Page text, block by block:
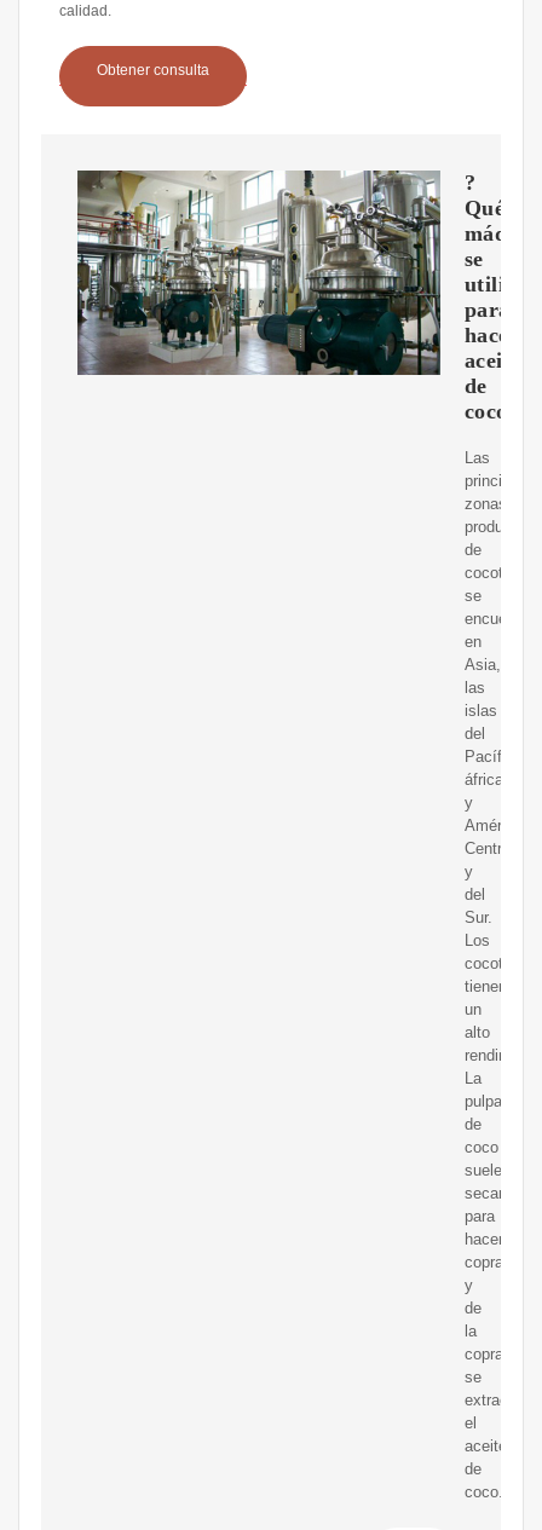
calidad.
Obtener consulta
?
Qué
se
utiliza
para
hacer
aceite
de
coco?
Las
principales
zonas
de
cocoteros
se
encuentran
en
Asia,
las
islas
del
Pacífico,
áfrica
y
América
Central
y
del
Sur.
Los
cocoteros
tienen
un
alto
La
pulpa
de
coco
suele
secarse
para
hacer
copra,
y
de
la
copra
se
extrae
el
aceite
de
coco.